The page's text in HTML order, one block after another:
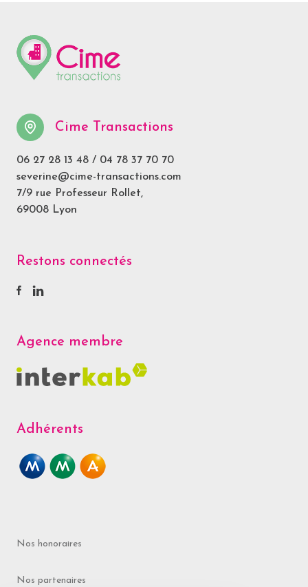
Cime Transactions
06 27 28 13 48 / 04 78 37 70 70
severine@cime-transactions.com
7/9 rue Professeur Rollet,
69008 Lyon
Restons connectés
Agence membre
Adhérents
Nos honoraires
Nos partenaires